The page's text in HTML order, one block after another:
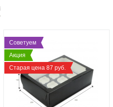
Советуем
Акция
Старая цена 87 руб.